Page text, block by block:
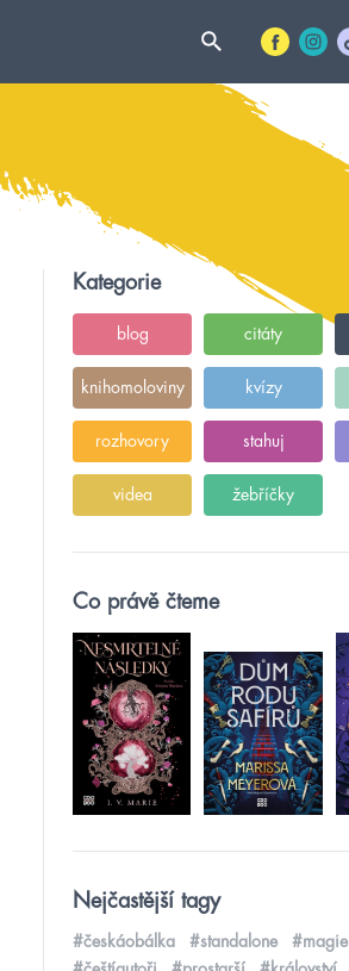
Kategorie
blog citáty
knihomoloviny kvízy
rozhovory stahuj
videa žebříčky
Co právě čteme
Nejčastější tagy
#českáobálka #standalone
#magie